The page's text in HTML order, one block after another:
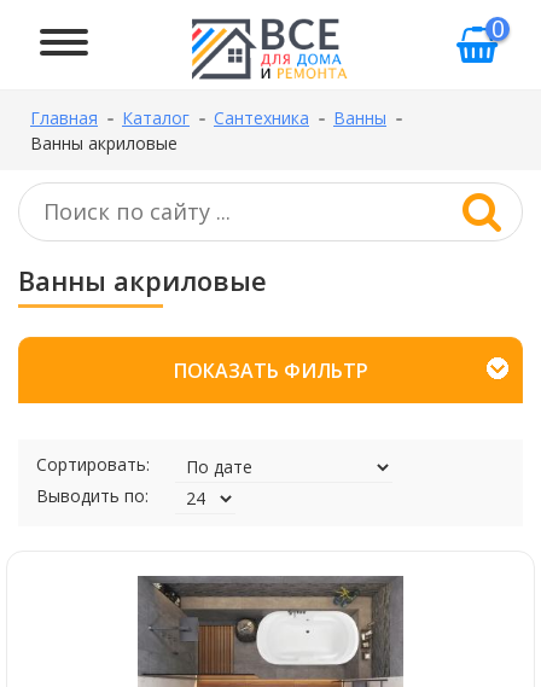
0
Главная Каталог Сантехника
Ванны
Ванны акриловые
Ванны акриловые
ПОКАЗАТЬ ФИЛЬТР
Сортировать:
Выводить по: